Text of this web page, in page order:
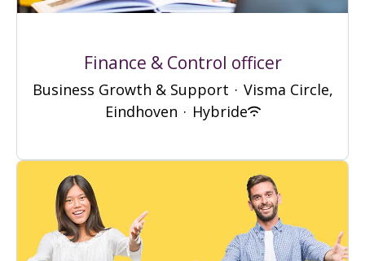
Finance & Control officer
Business Growth & Support · Visma Circle,
Eindhoven · Hybride